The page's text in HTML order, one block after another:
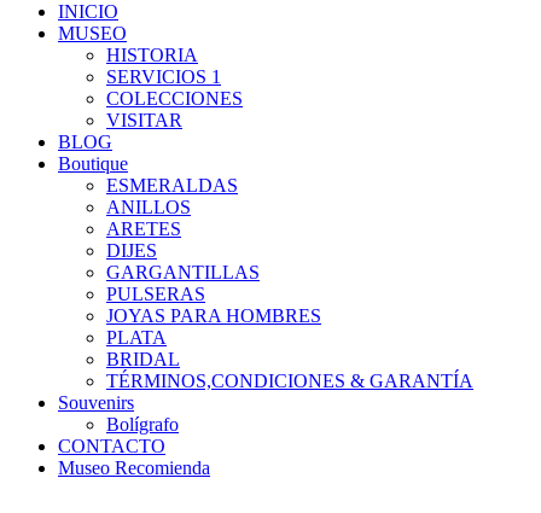
INICIO
MUSEO
HISTORIA
SERVICIOS 1
COLECCIONES
VISITAR
BLOG
Boutique
ESMERALDAS
ANILLOS
ARETES
DIJES
GARGANTILLAS
PULSERAS
JOYAS PARA HOMBRES
PLATA
BRIDAL
TÉRMINOS,CONDICIONES & GARANTÍA
Souvenirs
Bolígrafo
CONTACTO
Museo Recomienda